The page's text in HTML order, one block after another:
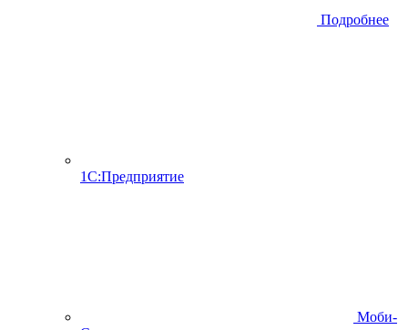
Подробнее
1С:Предприятие
Моби-